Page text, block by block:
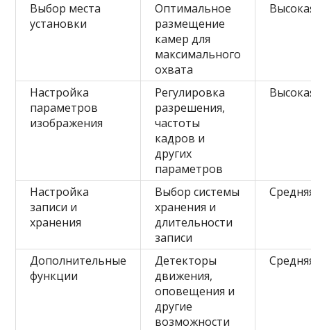
Выбор места
установки
Оптимальное
размещение
камер для
максимального
охвата
Настройка
параметров
изображения
Регулировка
разрешения,
частоты
кадров и
других
параметров
Настройка
записи и
хранения
Выбор системы
хранения и
длительности
записи
Дополнительные
функции
Детекторы
движения,
оповещения и
другие
возможности